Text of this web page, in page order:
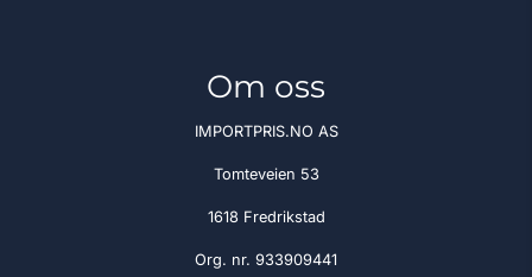
Om oss
IMPORTPRIS.NO AS
Tomteveien 53
1618 Fredrikstad
Org. nr. 933909441